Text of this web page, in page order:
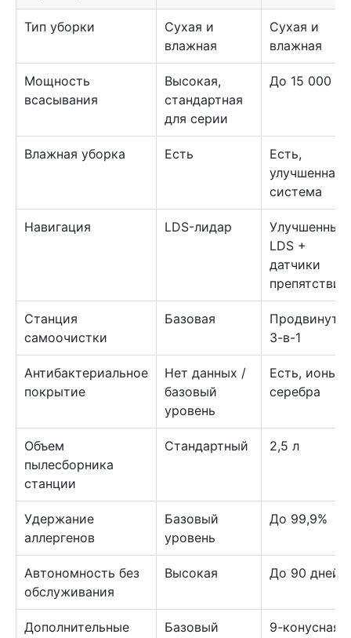
Тип уборки
Сухая и
влажная
Сухая и
влажная
Мощность
всасывания
Высокая,
стандартная
для серии
До 15 000 Па
Влажная уборка Есть
Есть,
улучшенная
система
Навигация LDS-лидар
Улучшенный
LDS +
датчики
препятствий
Станция
самоочистки
Базовая
3-в-1
Антибактериальное
покрытие
Нет данных /
базовый
уровень
Есть, ионы
серебра
Объем
пылесборника
станции
Стандартный 2,5 л
Удержание
аллергенов
Базовый
уровень
До 99,9%
Автономность без
обслуживания
Высокая До 90 дней
Дополнительные
Базовый
9-конусная